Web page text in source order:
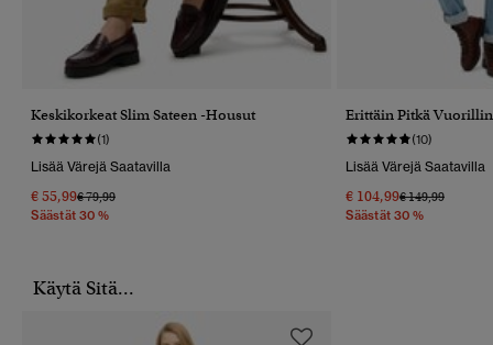
Keskikorkeat Slim Sateen -housut
(1)
Lisää Värejä Saatavilla
€ 55,99Hinta Alennettu Hinnasta
€ 79,99Hintaan
Säästät 30 %
Erittäin Pitkä
(10)
Lisää Värejä Saatavilla
€ 104,99Hinta Alennettu
€ 149,99Hintaan
Säästät 30 %
Käytä Sitä...